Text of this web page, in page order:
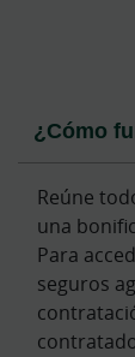
¿Cómo
Reúne
una
Para
seguros